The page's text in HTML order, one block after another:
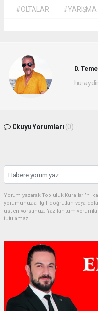
#OLTALAR #YARIŞMA
D.
Okuyu Yorumları (0)
Yorum yazarak Topluluk Kuralları’nı
yorumunuzla ilgili doğrudan veya
üstleniyorsunuz. Yazılan tüm
tutulamaz.